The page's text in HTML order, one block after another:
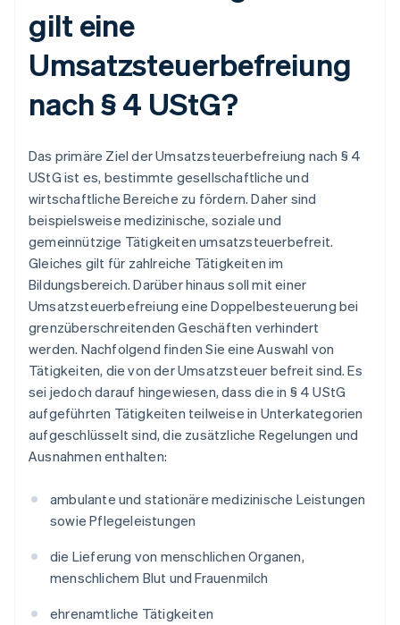
gilt eine
Umsatzsteuerbefreiung
nach § 4 UStG?
Das primäre Ziel der Umsatzsteuerbefreiung nach § 4
UStG ist es, bestimmte gesellschaftliche und
wirtschaftliche Bereiche zu fördern. Daher sind
beispielsweise medizinische, soziale und
gemeinnützige Tätigkeiten umsatzsteuerbefreit.
Gleiches gilt für zahlreiche Tätigkeiten im
Bildungsbereich. Darüber hinaus soll mit einer
Umsatzsteuerbefreiung eine Doppelbesteuerung bei
grenzüberschreitenden Geschäften verhindert
werden. Nachfolgend finden Sie eine Auswahl von
Tätigkeiten, die von der Umsatzsteuer befreit sind. Es
sei jedoch darauf hingewiesen, dass die in § 4 UStG
aufgeführten Tätigkeiten teilweise in Unterkategorien
aufgeschlüsselt sind, die zusätzliche Regelungen und
Ausnahmen enthalten:
ambulante und stationäre medizinische Leistungen
sowie Pflegeleistungen
die Lieferung von menschlichen Organen,
menschlichem Blut und Frauenmilch
ehrenamtliche Tätigkeiten